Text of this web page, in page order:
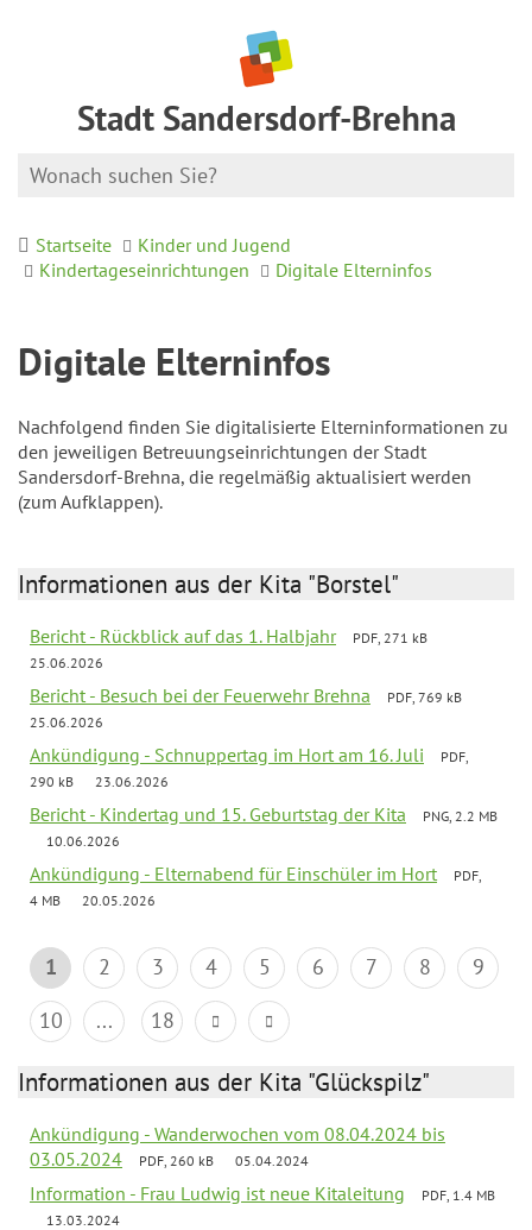
Stadt Sandersdorf-Brehna
Startseite
Kinder und Jugend
Kindertageseinrichtungen
Digitale Elterninfos
Digitale Elterninfos
Nachfolgend finden Sie digitalisierte Elterninformationen zu
den jeweiligen Betreuungseinrichtungen der Stadt
Sandersdorf-Brehna, die regelmäßig aktualisiert werden
(zum Aufklappen).
Informationen aus der Kita "Borstel"
Bericht - Rückblick auf das 1. Halbjahr
PDF, 271 kB
25.06.2026
Bericht - Besuch bei der Feuerwehr Brehna
PDF, 769 kB
25.06.2026
Ankündigung - Schnuppertag im Hort am 16. Juli
PDF,
290 kB
23.06.2026
Bericht - Kindertag und 15. Geburtstag der Kita
PNG, 2.2 MB
10.06.2026
Ankündigung - Elternabend für Einschüler im Hort
PDF,
4 MB
20.05.2026
1 2 3 4 5 6 7 8
9
10
... 18
Informationen aus der Kita "Glückspilz"
Ankündigung - Wanderwochen vom 08.04.2024 bis
03.05.2024
PDF, 260 kB 05.04.2024
Information - Frau Ludwig ist neue Kitaleitung
PDF, 1.4 MB
13.03.2024